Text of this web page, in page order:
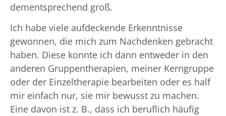
dementsprechend groß.
Ich habe viele aufdeckende Erkenntnisse
gewonnen, die mich zum Nachdenken gebracht
haben. Diese konnte ich dann entweder in den
anderen Gruppentherapien, meiner Kerngruppe
oder der Einzeltherapie bearbeiten oder es half
mir einfach nur, sie mir bewusst zu machen.
Eine davon ist z. B., dass ich beruflich häufig